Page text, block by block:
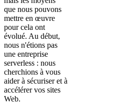
que nous pouvons
mettre en œuvre
pour cela ont
évolué. Au début,
nous n'étions pas
une entreprise
serverless : nous
cherchions à vous
aider à sécuriser et à
accélérer vos sites
Web.